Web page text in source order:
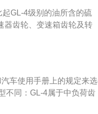
差异。2、齿轮油主要起
用。3、汽车齿轮油用于
于齿轮传动时表面压力
腐防锈、洗涤和降低齿面
GL-4级别的油所含的硫
器齿轮、变速箱齿轮及转
条件特别苛刻的差速器
能上均存在着差异。2、
齿轮散热等作用。3、汽
动机构中，由于齿轮传动
、散热、防腐防锈、洗涤
车使用手册上的规定来选
不同：GL-4属于中负荷齿
GL-5属于重负荷齿轮油，